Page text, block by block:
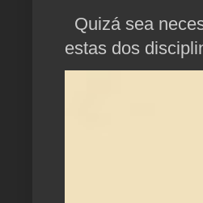
Quizá sea
estas dos